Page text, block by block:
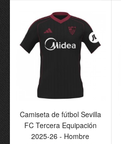
FC Tercera Equipación
2025-26 - Hombre
69.55€ 29.90€
Camiseta de fútbol Sevilla
FC Tercera Equipación
2025-26 - Hombre